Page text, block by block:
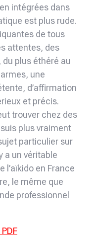
intégrées dans
est plus rude.
de tous
attentes, des
plus éthéré au
une
d’affirmation
et précis.
trouver chez des
plus vraiment
particulier sur
a un véritable
l’aïkido en France
le même que
professionnel